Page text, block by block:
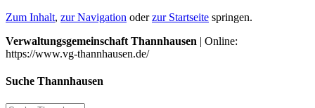
Zum Inhalt, zur Navigation oderzur Startseite springen.
Verwaltungsgemeinschaft Thannhausen | Online:
https://www.vg-thannhausen.de/
Suche Thannhausen